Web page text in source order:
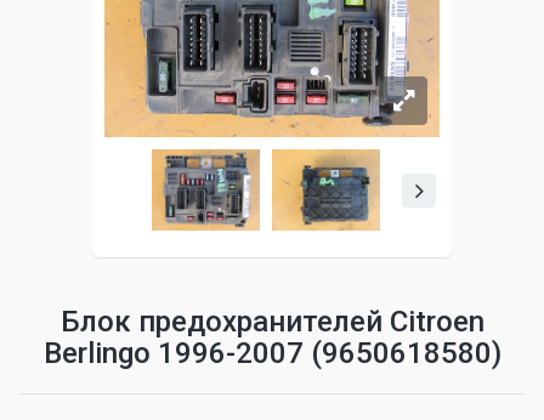
Блок предохранителей Citroen
Berlingo 1996-2007 (9650618580)